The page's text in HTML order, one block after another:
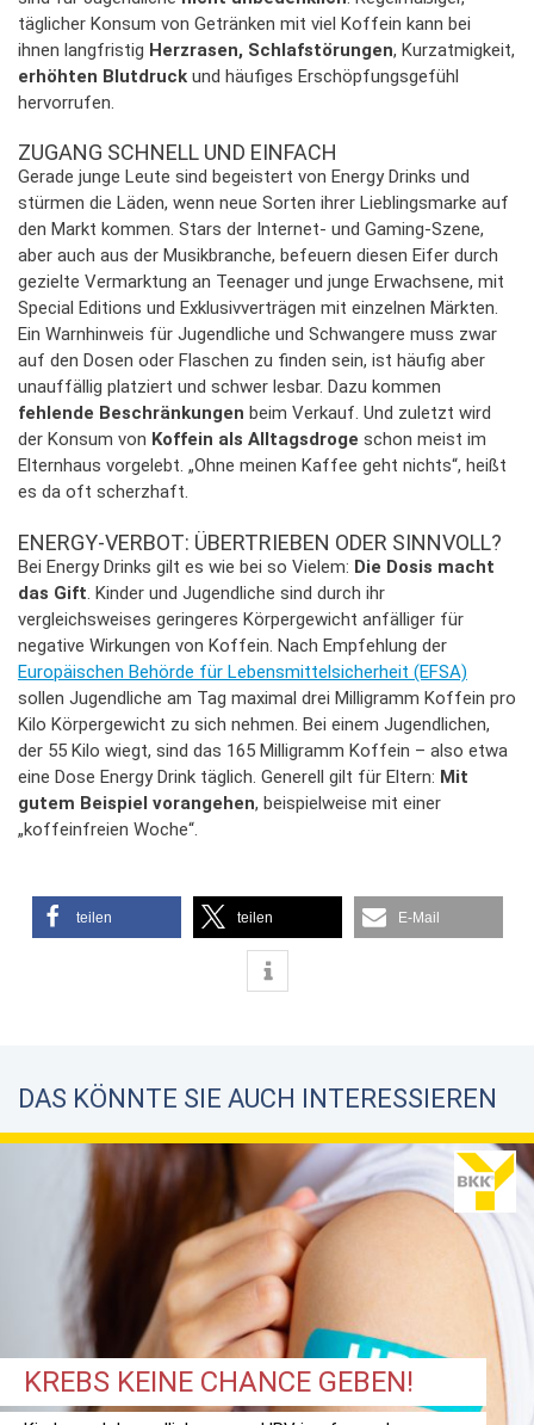
täglicher Konsum von Getränken mit viel Koffein kann bei
ihnen langfristig Herzrasen, Schlafstörungen, Kurzatmigkeit,
erhöhten Blutdruck und häufiges Erschöpfungsgefühl
hervorrufen.
ZUGANG SCHNELL UND EINFACH
Gerade junge Leute sind begeistert von Energy Drinks und
stürmen die Läden, wenn neue Sorten ihrer Lieblingsmarke auf
den Markt kommen. Stars der Internet- und Gaming-Szene,
aber auch aus der Musikbranche, befeuern diesen Eifer durch
gezielte Vermarktung an Teenager und junge Erwachsene, mit
Special Editions und Exklusivverträgen mit einzelnen Märkten.
Ein Warnhinweis für Jugendliche und Schwangere muss zwar
auf den Dosen oder Flaschen zu finden sein, ist häufig aber
unauffällig platziert und schwer lesbar. Dazu kommen
fehlende Beschränkungen beim Verkauf. Und zuletzt wird
der Konsum von Koffein als Alltagsdroge schon meist im
Elternhaus vorgelebt. „Ohne meinen Kaffee geht nichts“, heißt
es da oft scherzhaft.
ENERGY-VERBOT: ÜBERTRIEBEN ODER SINNVOLL?
Bei Energy Drinks gilt es wie bei so Vielem: Die Dosis macht
das Gift. Kinder und Jugendliche sind durch ihr
vergleichsweises geringeres Körpergewicht anfälliger für
negative Wirkungen von Koffein. Nach Empfehlung der
Europäischen Behörde für Lebensmittelsicherheit (EFSA)
sollen Jugendliche am Tag maximal drei Milligramm Koffein pro
Kilo Körpergewicht zu sich nehmen. Bei einem Jugendlichen,
der 55 Kilo wiegt, sind das 165 Milligramm Koffein – also etwa
eine Dose Energy Drink täglich. Generell gilt für Eltern: Mit
gutem Beispiel vorangehen, beispielweise mit einer
„koffeinfreien Woche“.
teilen teilen E-Mail
DAS KÖNNTE SIE AUCH INTERESSIEREN
KREBS KEINE CHANCE GEBEN!